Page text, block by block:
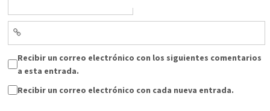
Recibir un correo electrónico con los siguientes comentarios
a esta entrada.
Recibir un correo electrónico con cada nueva entrada.